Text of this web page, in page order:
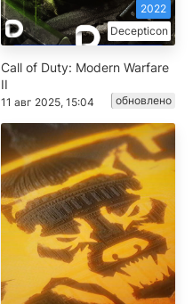
Decepticon
2022
Call of Duty: Modern Warfare
II
11 авг 2025, 15:04 обновлено